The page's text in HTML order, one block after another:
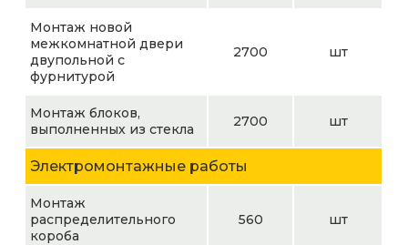
Монтаж новой
межкомнатной двери
двупольной с
фурнитурой
2700 шт
Монтаж блоков,
выполненных из стекла
2700 шт
Электромонтажные работы
Монтаж
распределительного
короба
560 шт